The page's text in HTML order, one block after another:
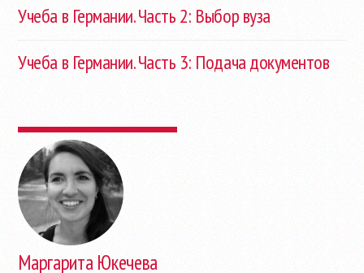
Учеба в Германии. Часть 2: Выбор вуза
Учеба в Германии. Часть 3: Подача документов
Маргарита Юкечева